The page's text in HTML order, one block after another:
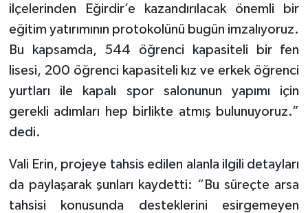
ilçelerinden Eğirdir’e kazandırılacak önemli bir
eğitim yatırımının protokolünü bugün imzalıyoruz.
Bu kapsamda, 544 öğrenci kapasiteli bir fen
lisesi, 200 öğrenci kapasiteli kız ve erkek öğrenci
yurtları ile kapalı spor salonunun yapımı için
gerekli adımları hep birlikte atmış bulunuyoruz.”
dedi.
Vali Erin, projeye tahsis edilen alanla ilgili detayları
da paylaşarak şunları kaydetti: “Bu süreçte arsa
tahsisi konusunda desteklerini esirgemeyen